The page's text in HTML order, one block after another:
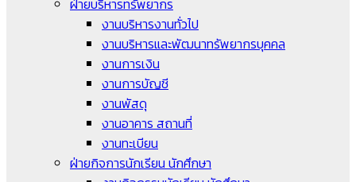
ฝ่ายบริหารทรัพยากร
งานบริหารงานทั่วไป
งานบริหารและพัฒนาทรัพยากรบุคคล
งานการเงิน
งานการบัญชี
งานพัสดุ
งานอาคาร สถานที่
งานทะเบียน
ฝ่ายกิจการนักเรียน นักศึกษา